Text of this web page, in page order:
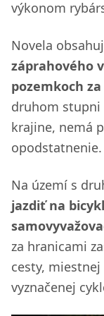
výkonom
Novela
záprahového
pozemkoch
druhom stupni
krajine, nemá
opodstatnenie.
Na území s
jazdiť na
za hranicami
cesty,
vyznačenej